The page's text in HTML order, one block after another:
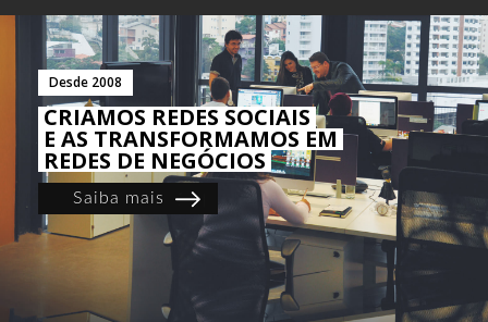
Desde 2008
CRIAMOS REDES SOCIAIS
E AS TRANSFORMAMOS EM
REDES DE NEGÓCIOS
Saiba mais